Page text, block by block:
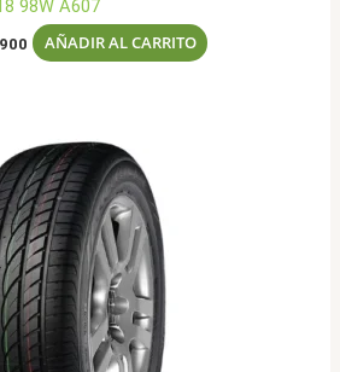
98W A607
El
precio
AÑADIR AL CARRITO